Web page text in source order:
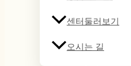
센터둘러보기
오시는 길